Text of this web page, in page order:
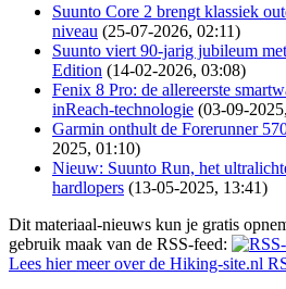
Suunto Core 2 brengt klassiek
niveau (25-07-2026, 02:11)
Suunto viert 90-jarig jubileum
Edition (14-02-2026, 03:08)
Fenix 8 Pro: de allereerste
inReach-technologie (03-09-
Garmin onthult de Forerunner
2025, 01:10)
Nieuw: Suunto Run, het
hardlopers (13-05-2025, 13:41)
Dit materiaal-nieuws kun je gratis
gebruik maak van de RSS-feed:
Lees hier meer over de Hiking-site.nl